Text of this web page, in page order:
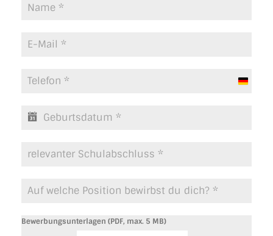
G
Bewerbungsunterlagen (PDF, max. 5 MB)